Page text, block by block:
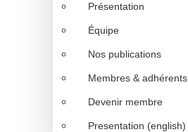
Présentation
Équipe
Nos publications
Membres & adhérents
Devenir membre
Presentation (english)